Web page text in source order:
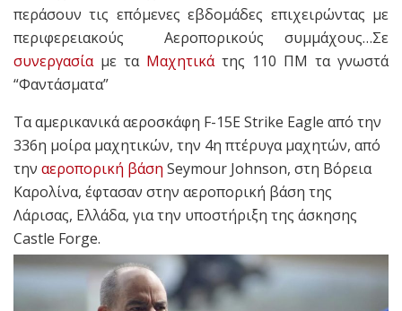
περάσουν τις επόμενες εβδομάδες επιχειρώντας με
περιφερειακούς Αεροπορικούς συμμάχους…Σε
συνεργασίαμε τα Μαχητικάτης 110 ΠΜ τα γνωστά
“Φαντάσματα”
Τα αμερικανικά αεροσκάφη F-15E Strike Eagle από την
336η μοίρα μαχητικών, την 4η πτέρυγα μαχητών, από
την αεροπορική βάση Seymour Johnson, στη Βόρεια
Καρολίνα, έφτασαν στην αεροπορική βάση της
Λάρισας, Ελλάδα, για την υποστήριξη της άσκησης
Castle Forge.